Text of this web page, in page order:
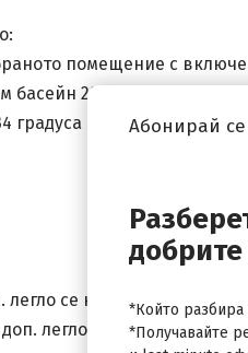
помещение с
басейн 29 градуса
градуса
се настаняват
доп. легло заплащат по 26
Абонирай
*Който
*Получавайте